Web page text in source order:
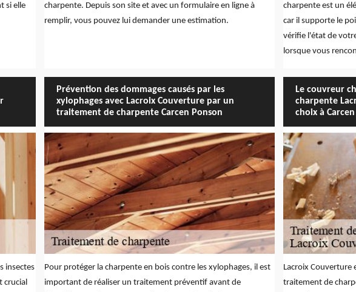
si elle
charpente. Depuis son site et avec un formulaire en ligne à
remplir, vous pouvez lui demander une estimation.
charpente est un
car il supporte le
vérifie l'état de
lorsque vous
insectes
crucial
Prévention des dommages causés par les
xylophages avec Lacroix Couverture par un
traitement de charpente Carcen Ponson
Pour protéger la charpente en bois contre les xylophages, il est
important de réaliser un traitement préventif avant de
Le couvreur
charpente
choix à
Lacroix Couverture
traitement de